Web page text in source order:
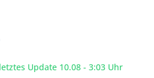
Update 10.08 - 3:03 Uhr